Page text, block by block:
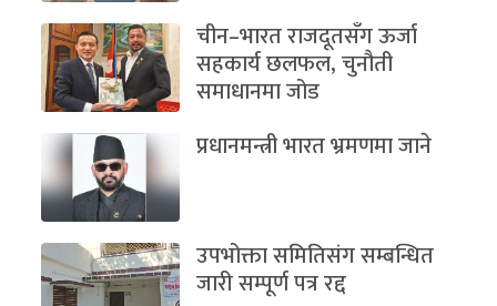
चीन–भारत राजदूतसँग ऊर्जा
सहकार्य छलफल, चुनौती
समाधानमा जोड
प्रधानमन्त्री भारत भ्रमणमा जाने
उपभोक्ता समितिसंग सम्बन्धित
जारी सम्पूर्ण पत्र रद्द